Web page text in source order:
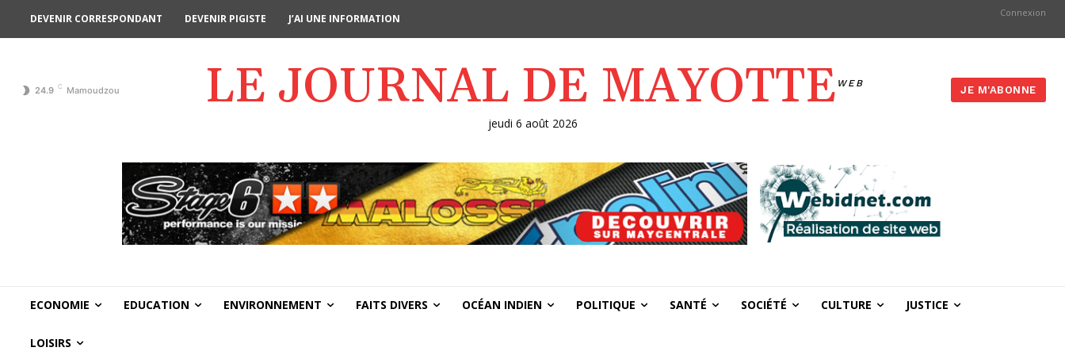
DEVENIR CORRESPONDANT DEVENIR PIGISTE J’AI UNE INFORMATION Connexion
24.9 C Mamoudzou LE JOURNAL DE MAYOTTE WEB
JE M'ABONNE
jeudi 6 août 2026
ECONOMIE EDUCATION ENVIRONNEMENT FAITS DIVERS OCÉAN INDIEN POLITIQUE SANTÉ SOCIÉTÉ CULTURE JUSTICE
LOISIRS